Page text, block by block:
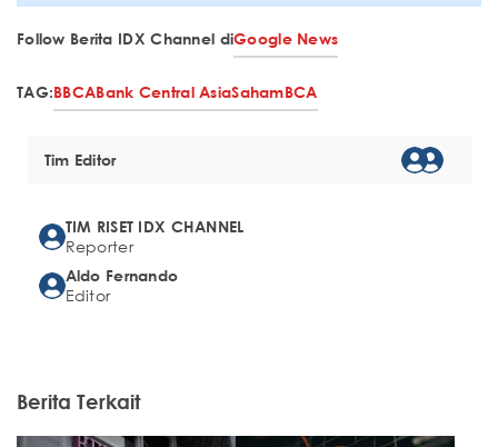
Follow Berita IDX Channel diGoogle News
TAG:BBCABank Central AsiaSahamBCA
Tim Editor
TIM RISET IDX CHANNEL
Reporter
Aldo Fernando
Editor
Berita Terkait